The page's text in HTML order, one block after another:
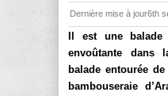
Dernière mise à jour6th
Il est une
envoûtante dans
balade entourée
bambouseraie